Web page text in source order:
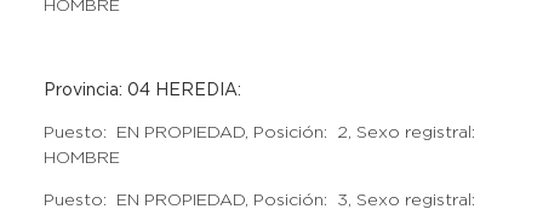
HOMBRE
Provincia: 04 HEREDIA:
Puesto: EN PROPIEDAD, Posición: 2, Sexo registral:
HOMBRE
Puesto: EN PROPIEDAD, Posición: 3, Sexo registral: